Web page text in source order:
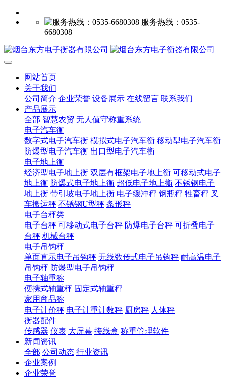
服务热线：0535-
6680308
网站首页
关于我们
公司简介 企业荣誉 设备展示 在线留言 联系我们
产品展示
全部 智慧农贸 无人值守称重系统
电子汽车衡
数字式电子汽车衡 模拟式电子汽车衡 移动型电子汽车衡
防爆型电子汽车衡 出口型电子汽车衡
电子地上衡
经济型电子地上衡 双层有框架电子地上衡 可移动式电子
地上衡 防爆式电子地上衡 超低电子地上衡 不锈钢电子
地上衡 带引坡电子地上衡 电子缓冲秤 钢瓶秤 牲畜秤 叉
车搬运秤 不锈钢U型秤 条形秤
电子台秤类
电子台秤 可移动式电子台秤 防爆电子台秤 可折叠电子
台秤 机械台秤
电子吊钩秤
单面直示电子吊钩秤 无线数传式电子吊钩秤 耐高温电子
吊钩秤 防爆型电子吊钩秤
电子轴重称
便携式轴重秤 固定式轴重秤
家用商品称
电子计价秤 电子计重计数秤 厨房秤 人体秤
衡器配件
传感器 仪表 大屏幕 接线盒 称重管理软件
新闻资讯
全部 公司动态 行业资讯
企业案例
企业荣誉